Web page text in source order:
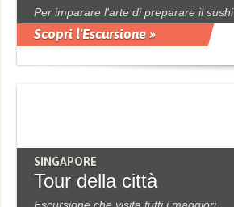
Per imparare l'arte di preparare il sushi
Scopri l'Escursione »
SINGAPORE
Tour della città